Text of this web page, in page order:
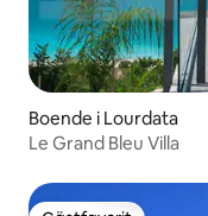
Boende i Lourdata
Le Grand Bleu Villa